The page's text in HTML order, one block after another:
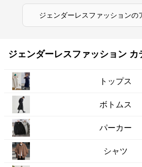
ジェンダーレスファッションの
ジェンダーレスファッション カ
トップス
ボトムス
パーカー
シャツ